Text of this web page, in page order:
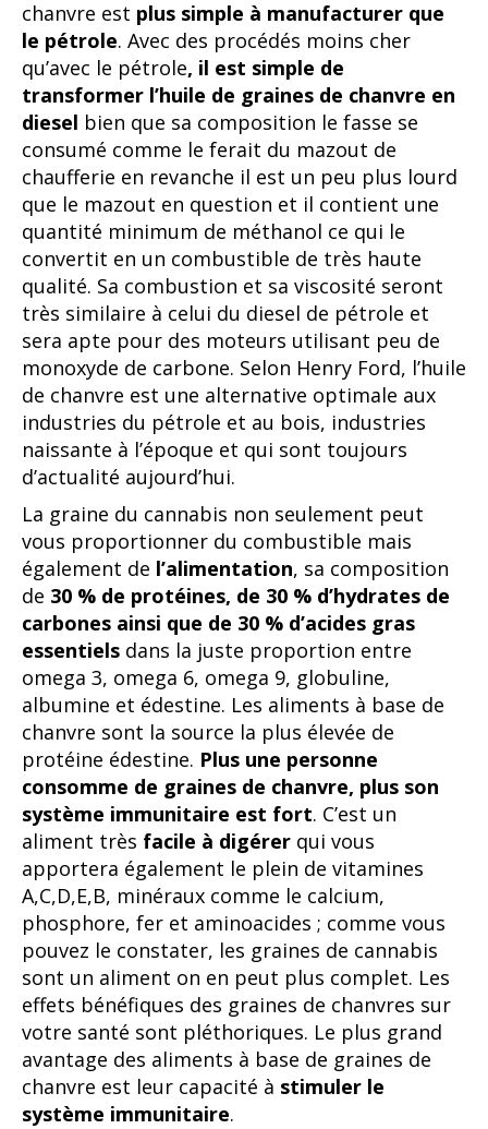
chanvre est plus simple à manufacturer que
le pétrole. Avec des procédés moins cher
qu’avec le pétrole, il est simple de
transformer l’huile de graines de chanvre en
diesel bien que sa composition le fasse se
consumé comme le ferait du mazout de
chaufferie en revanche il est un peu plus lourd
que le mazout en question et il contient une
quantité minimum de méthanol ce qui le
convertit en un combustible de très haute
qualité. Sa combustion et sa viscosité seront
très similaire à celui du diesel de pétrole et
sera apte pour des moteurs utilisant peu de
monoxyde de carbone. Selon Henry Ford, l’huile
de chanvre est une alternative optimale aux
industries du pétrole et au bois, industries
naissante à l’époque et qui sont toujours
d’actualité aujourd’hui.
La graine du cannabis non seulement peut
vous proportionner du combustible mais
également de l’alimentation, sa composition
de 30 % de protéines, de 30 % d’hydrates de
carbones ainsi que de 30 % d’acides gras
essentiels dans la juste proportion entre
omega 3, omega 6, omega 9, globuline,
albumine et édestine. Les aliments à base de
chanvre sont la source la plus élevée de
protéine édestine. Plus une personne
consomme de graines de chanvre, plus son
système immunitaire est fort. C’est un
aliment très facile à digérer qui vous
apportera également le plein de vitamines
A,C,D,E,B, minéraux comme le calcium,
phosphore, fer et aminoacides ; comme vous
pouvez le constater, les graines de cannabis
sont un aliment on en peut plus complet. Les
effets bénéfiques des graines de chanvres sur
votre santé sont pléthoriques. Le plus grand
avantage des aliments à base de graines de
chanvre est leur capacité à stimuler le
système immunitaire.